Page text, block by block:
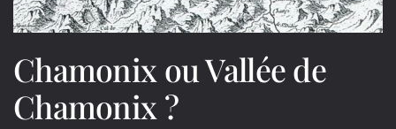
Chamonix ou Vallée de
Chamonix ?